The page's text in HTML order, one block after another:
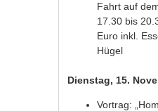
Fahrt auf
17.30 bis
Euro inkl.
Hügel
Dienstag, 15.
Vortrag: